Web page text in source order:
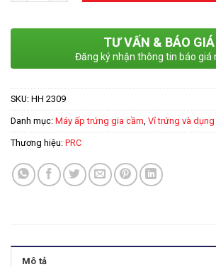
TƯ VẤN & BÁO GIÁ
Đăng ký nhận thông tin báo giá
SKU: HH 2309
Danh mục: Máy ấp trứng gia cầm Vỉ trứng và
Thương hiệu: PRC
Mô tả